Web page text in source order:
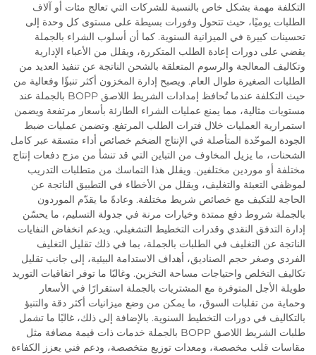
التكلفة مهمة بشكل خاص بالنسبة للشركات التي تعالج مئات أو آلاف
الطلبات يوميًا، حيث تتحول وفورات بسيطة على مستوى كل وحدة إلى
تحسينات كبيرة في الميزانية السنوية. كما أن أسلوب الشراء بالجملة
يقضي على دورات إعادة الطلب المتكررة، ويقلل من الأعباء الإدارية
وتكاليف المعالجة والرسوم المتعلقة بالشحن الناتجة عن تنفيذ العديد من
الطلبات الصغيرة طوال العام. ويصبح إدارة المخزون أكثر تنبؤًا وفعالية من
حيث التكلفة عندما تُحافظ إمدادات الشريط اللاصق BOPP بالجملة عند
مستويات مثالية، مما يمنع عمليات الشراء الطارئة بأسعار مرتفعة ويضمن
استمرارية العمليات خلال فترات الطلب المرتفع. وتضمن عمليات ضبط
الجودة الموحّدة المتأصلة في الإنتاج الضخم خصائص أداء متسقة عبر كامل
الشحنات، ما يزيل المخاوف من التباين التي قد تنشأ من مزج دفعات إنتاج
مختلفة أو موردين مختلفين. ويقلل هذا التماسك من متطلبات التدريب
لموظفي التعبئة والتغليف، ويقلل من الأخطاء في التطبيق الناتجة عن
الحاجة للتكيف مع خصائص شريط مختلفة. وعادةً ما يقدّم الموردون
بالجملة شروط دفع ممتدة وخيارات مرنة في جدولة التسليم، ما يحسّن
إدارة التدفق النقدي وقدرات التخطيط التشغيلي. ويدعم انخفاض النفايات
الناتجة عن التغليف في الطلبات بالجملة، بما في ذلك تقليل التغليف
الفردي وصغر حجم الصناديق، أهداف الاستدامة البيئية، إلى جانب تقليل
تكاليف التخلص واحتياجات مساحة التخزين. وغالبًا ما توفر اتفاقيات التوريد
طويلة الأجل المتوفرة مع المشتريات بالجملة استقرارًا في الأسعار
وحماية من تقلبات السوق، ما يمكن من وضع ميزانيات أكثر دقة والتنبؤ
بالتكاليف في دورات التخطيط السنوية. بالإضافة إلى ذلك، غالبًا ما تشمل
طلبات الشريط اللاصق BOPP بالجملة خدمات ذات قيمة مضافة مثل
مقاسات قلب مخصصة، ومعدات توزيع متخصصة، ودعم فني يعزز الكفاءة